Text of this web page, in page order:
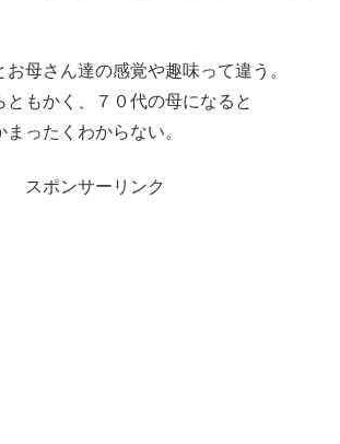
母さん達の感覚や趣味って違う。
ともかく、７０代の母になると
ったくわからない。
スポンサーリンク